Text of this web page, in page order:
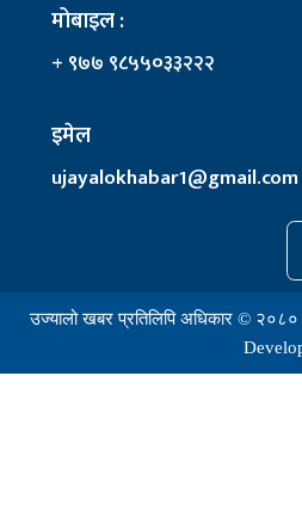
मोबाइल :
+ ९७७ ९८५५०३३२२२
इमेल
ujayalokhabar1@gmail.com
उज्यालो खबर प्रतिलिपि अधिकार © २०८०